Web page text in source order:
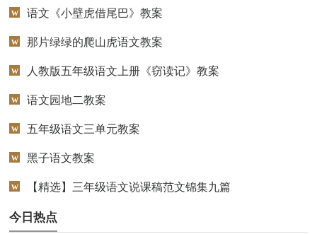
语文《小壁虎借尾巴》教案
那片绿绿的爬山虎语文教案
人教版五年级语文上册《窃读记》教案
语文园地二教案
五年级语文三单元教案
黑子语文教案
【精选】三年级语文说课稿范文锦集九篇
今日热点